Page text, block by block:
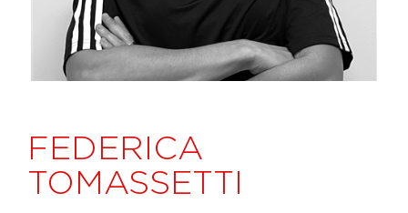
FEDERICA
TOMASSETTI